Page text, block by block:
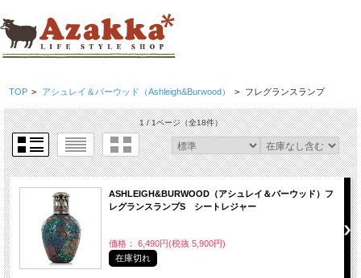
TOP > アシュレイ＆バーウッド（Ashleigh&Burwood） > フレグランスランプ
1 / 1ページ（全18件）
ASHLEIGH&BURWOOD（アシュレイ＆バーウッド）フ
レグランスランプS シートレジャー
価格： 6,490円(税抜 5,900円)
在庫切れ